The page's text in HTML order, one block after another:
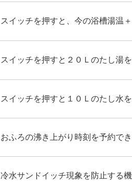
スイッチを押すと、今の浴槽湯温
スイッチを押すと２０Ｌのたし湯
スイッチを押すと１０Ｌのたし水
おふろの沸き上がり時刻を予約で
冷水サンドイッチ現象を防止する機